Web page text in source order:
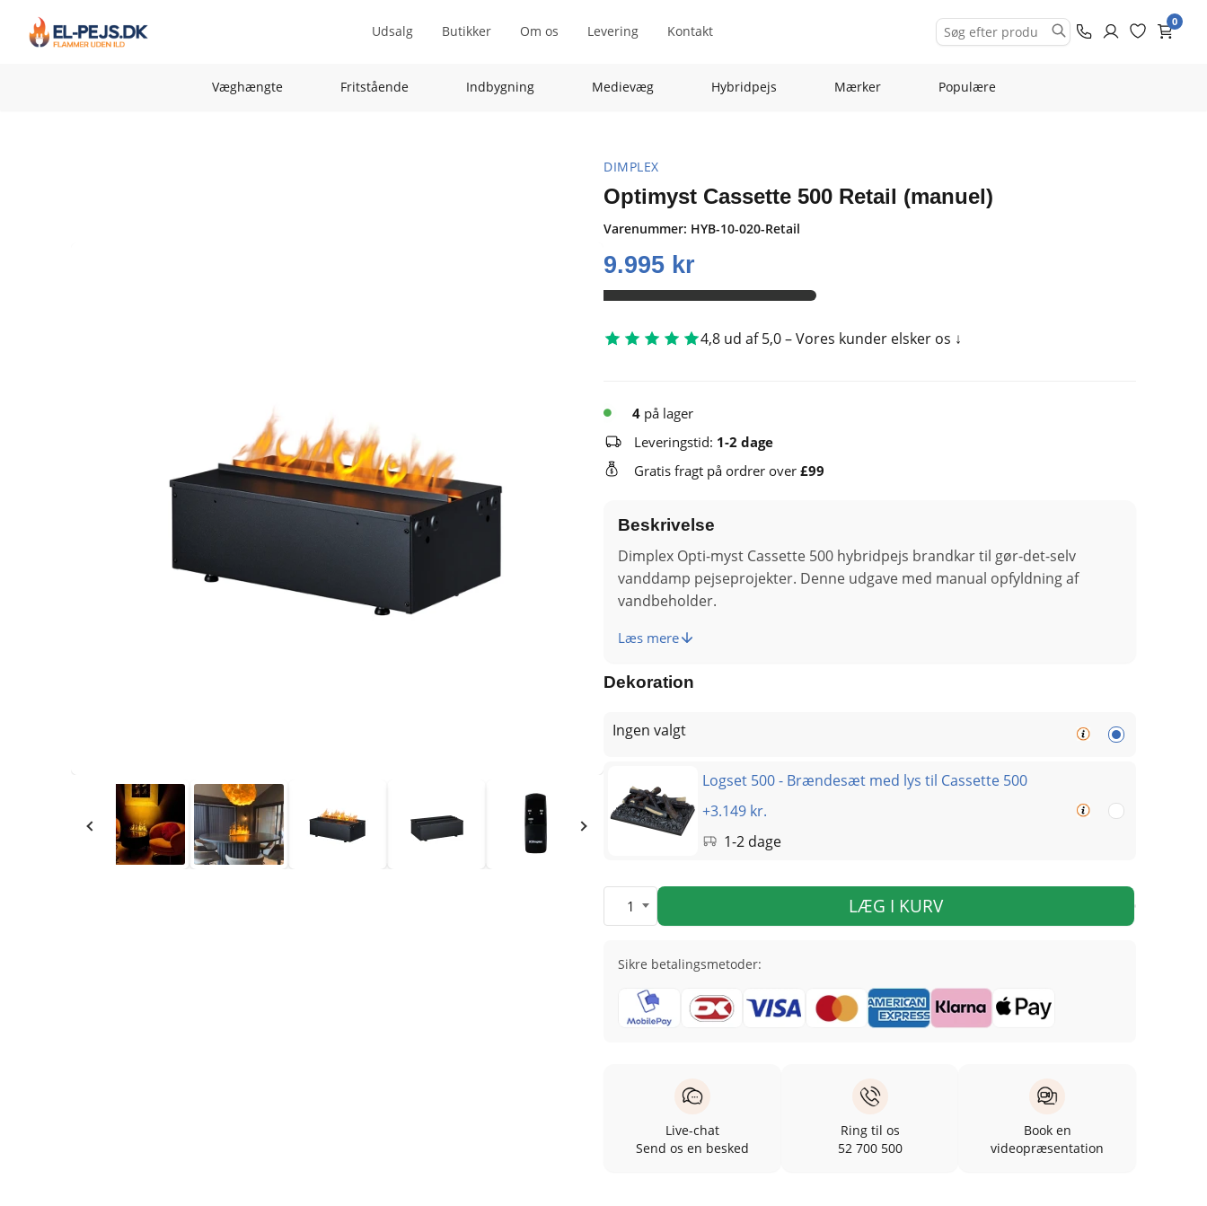
Udsalg Butikker Om os Levering Kontakt
0
Væghængte Fritstående Indbygning Medievæg Hybridpejs Mærker Populære
DIMPLEX
Optimyst Cassette 500 Retail (manuel)
Varenummer: HYB-10-020-Retail
9.995 kr
4,8 ud af 5,0 – Vores kunder elsker os
4 på lager
Leveringstid: 1-2 dage
Gratis fragt på ordrer over £99
Beskrivelse
Dimplex Opti-myst Cassette 500 hybridpejs brandkar til gør-det-selv
vanddamp pejseprojekter. Denne udgave med manual opfyldning af
vandbeholder.
Læs mere
Dekoration
Ingen valgt
Logset 500 - Brændesæt med lys til Cassette 500
+3.149 kr.
1-2 dage
1 LÆG I KURV
Sikre betalingsmetoder:
Live-chat
Send os en besked
Ring til os
52 700 500
Book en
videopræsentation